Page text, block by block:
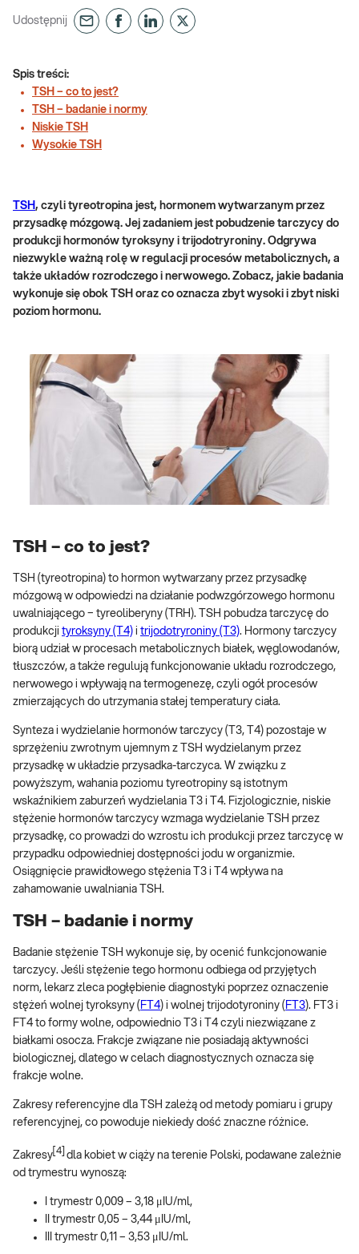
Udostępnij
Spis treści:
TSH – co to jest?
TSH – badanie i normy
Niskie TSH
Wysokie TSH
TSH, czyli tyreotropina jest, hormonem wytwarzanym przez
przysadkę mózgową. Jej zadaniem jest pobudzenie tarczycy do
produkcji hormonów tyroksyny i trijodotryroniny. Odgrywa
niezwykle ważną rolę w regulacji procesów metabolicznych, a
także układów rozrodczego i nerwowego. Zobacz, jakie badania
wykonuje się obok TSH oraz co oznacza zbyt wysoki i zbyt niski
poziom hormonu.
TSH – co to jest?
TSH (tyreotropina) to hormon wytwarzany przez przysadkę
mózgową w odpowiedzi na działanie pod­wzgó­rzo­wego hor­monu
uwal­nia­ją­cego − tyreoliberyny (TRH). TSH pobudza tarczycę do
produkcji ty­rok­sy­ny (T4) i trijodotryroniny (T3). Hormony tarczycy
biorą udział w procesach metabolicznych białek, węglowodanów,
tłuszczów, a także regulują funkcjonowanie układu rozrodczego,
nerwowego i wpływają na termogenezę, czyli ogół procesów
zmierzających do utrzymania stałej temperatury ciała.
Synteza i wydzielanie hormonów tarczycy (T3, T4) pozostaje w
sprzężeniu zwrotnym ujemnym z TSH wydzielanym przez
przysadkę w układzie przysadka-tarczyca. W związku z
powyższym, wahania poziomu tyreotropiny są istotnym
wskaźnikiem zaburzeń wydzielania T3 i T4. Fizjologicznie, niskie
stężenie hormonów tarczycy wzmaga wydzielanie TSH przez
przysadkę, co prowadzi do wzrostu ich produkcji przez tarczycę w
przypadku odpowiedniej dostępności jodu w organizmie.
Osiągnięcie prawidłowego stężenia T3 i T4 wpływa na
zahamowanie uwalniania TSH.
TSH – badanie i normy
Badanie stężenie TSH wykonuje się, by ocenić funkcjonowanie
tarczycy. Jeśli stężenie tego hormonu odbiega od przyjętych
norm, lekarz zleca pogłębienie diagnostyki poprzez oznaczenie
stężeń wolnej tyroksyny ( FT4) i wolnej trijodotyroniny ( FT3). FT3 i
FT4 to formy wolne, odpowiednio T3 i T4 czyli niezwiązane z
białkami osocza. Frakcje związane nie posiadają aktywności
biologicznej, dlatego w celach diagnostycznych oznacza się
frakcje wolne.
Zakresy referencyjne dla TSH zależą od metody pomiaru i grupy
referencyjnej, co powoduje niekiedy dość znaczne różnice.
Zakresy [4] dla kobiet w ciąży na terenie Polski, podawane zależnie
od trymestru wynoszą:
I trymestr 0,009 – 3,18 μIU/ml,
II trymestr 0,05 – 3,44 μIU/ml,
III trymestr 0,11 – 3,53 μIU/ml.